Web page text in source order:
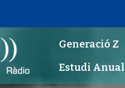
Generació Z
Estudi Anual